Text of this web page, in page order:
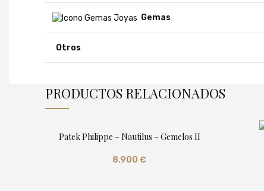
Gemas
Otros
PRODUCTOS RELACIONADOS
Patek Philippe – Nautilus – Gemelos II
8.900 €